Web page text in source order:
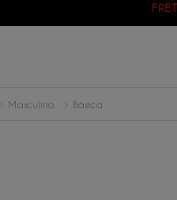
Masculino Básica